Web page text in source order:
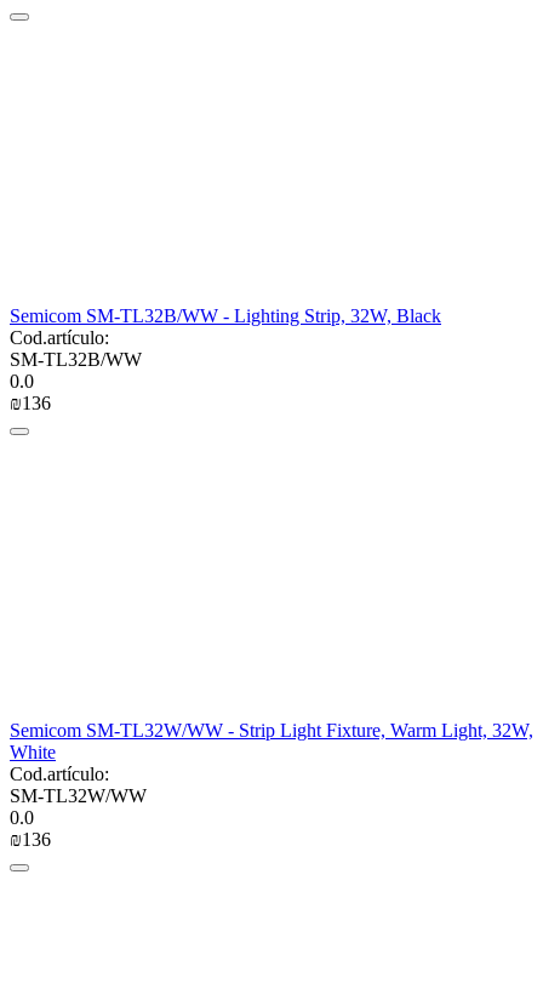
Semicom SM-TL32B/WW - Lighting Strip, 32W, Black
Cod.artículo:
SM-TL32B/WW
0.0
₪‍136‍
Semicom SM-TL32W/WW - Strip Light Fixture, Warm Light, 32W,
White
Cod.artículo:
SM-TL32W/WW
0.0
₪‍136‍